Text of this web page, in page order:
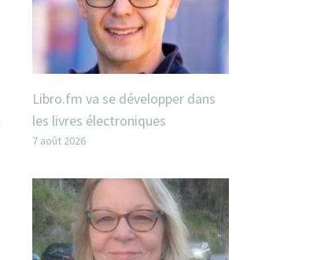
Libro.fm va se développer dans
les livres électroniques
7 août 2026